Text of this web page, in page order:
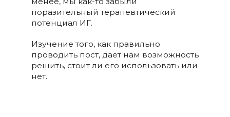
поразительный терапевтический
потенциал ИГ.
Изучение того, как правильно
проводить пост, дает нам возможность
решить, стоит ли его использовать или
нет.